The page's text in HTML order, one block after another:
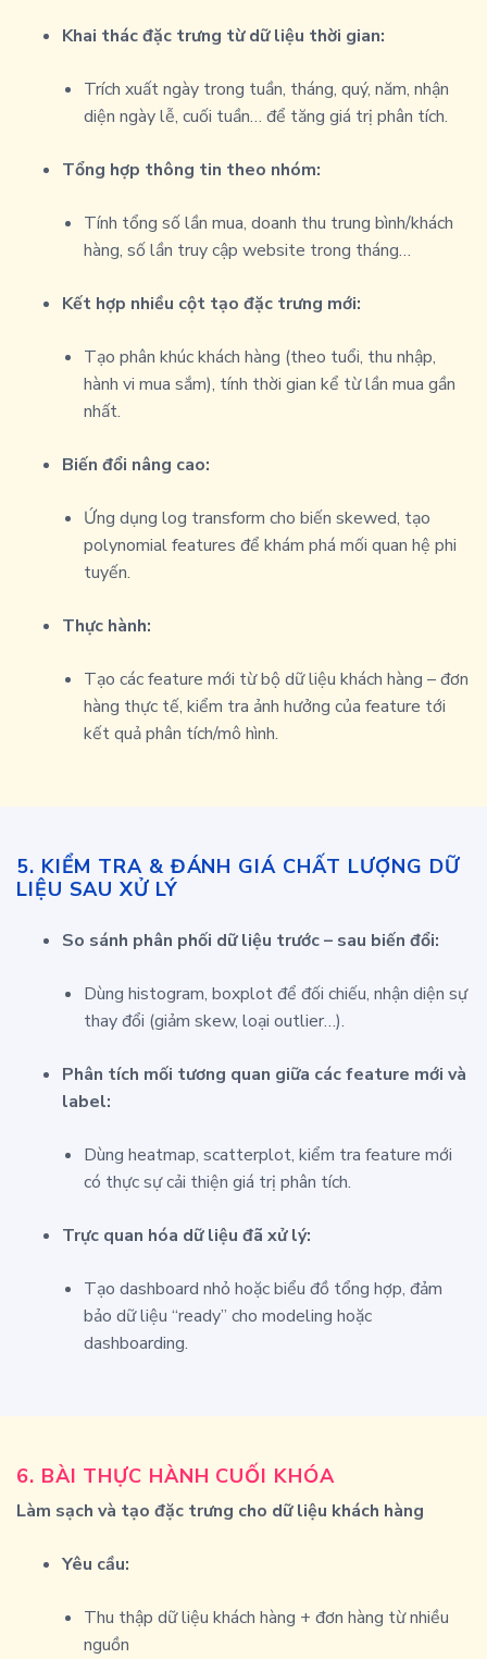
Khai thác đặc trưng từ dữ liệu thời gian:
Trích xuất ngày trong tuần, tháng, quý, năm, nhận
diện ngày lễ, cuối tuần… để tăng giá trị phân tích.
Tổng hợp thông tin theo nhóm:
Tính tổng số lần mua, doanh thu trung bình/khách
hàng, số lần truy cập website trong tháng…
Kết hợp nhiều cột tạo đặc trưng mới:
Tạo phân khúc khách hàng (theo tuổi, thu nhập,
hành vi mua sắm), tính thời gian kể từ lần mua gần
nhất.
Biến đổi nâng cao:
Ứng dụng log transform cho biến skewed, tạo
polynomial features để khám phá mối quan hệ phi
tuyến.
Thực hành:
Tạo các feature mới từ bộ dữ liệu khách hàng – đơn
hàng thực tế, kiểm tra ảnh hưởng của feature tới
kết quả phân tích/mô hình.
5. KIỂM TRA & ĐÁNH GIÁ CHẤT LƯỢNG DỮ
LIỆU SAU XỬ LÝ
So sánh phân phối dữ liệu trước – sau biến đổi:
Dùng histogram, boxplot để đối chiếu, nhận diện sự
thay đổi (giảm skew, loại outlier…).
Phân tích mối tương quan giữa các feature mới và
label:
Dùng heatmap, scatterplot, kiểm tra feature mới
có thực sự cải thiện giá trị phân tích.
Trực quan hóa dữ liệu đã xử lý:
Tạo dashboard nhỏ hoặc biểu đồ tổng hợp, đảm
bảo dữ liệu “ready” cho modeling hoặc
dashboarding.
6. BÀI THỰC HÀNH CUỐI KHÓA
Làm sạch và tạo đặc trưng cho dữ liệu khách hàng
Yêu cầu:
Thu thập dữ liệu khách hàng + đơn hàng từ nhiều
nguồn